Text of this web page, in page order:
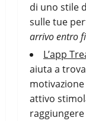
di uno stile
sulle tue
arrivo entro
L’app
aiuta a
attivo